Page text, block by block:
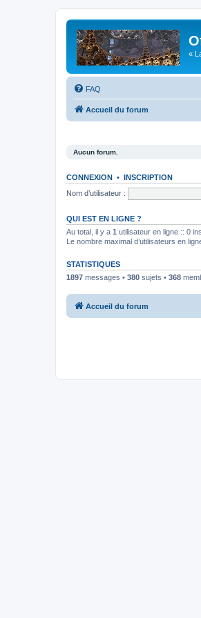
«
FAQ
Accueil du forum
Aucun forum.
CONNEXION • INSCRIPTION
Nom d’utilisateur :
QUI EST EN LIGNE ?
Au total, il y a 1 utilisateur en ligne :: 0
Le nombre maximal d’utilisateurs en
STATISTIQUES
1897 messages • 380 sujets • 368
Accueil du forum